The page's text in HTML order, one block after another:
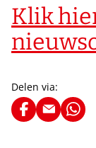
Klik
Delen via: